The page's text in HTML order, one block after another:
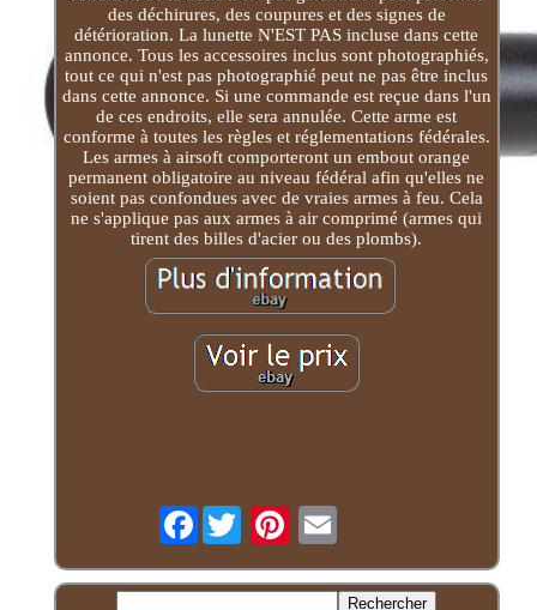
des déchirures, des coupures et des signes de
détérioration. La lunette N'EST PAS incluse dans cette
annonce. Tous les accessoires inclus sont photographiés,
tout ce qui n'est pas photographié peut ne pas être inclus
dans cette annonce. Si une commande est reçue dans l'un
de ces endroits, elle sera annulée. Cette arme est
conforme à toutes les règles et réglementations fédérales.
Les armes à airsoft comporteront un embout orange
permanent obligatoire au niveau fédéral afin qu'elles ne
soient pas confondues avec de vraies armes à feu. Cela
ne s'applique pas aux armes à air comprimé (armes qui
tirent des billes d'acier ou des plombs).
Facebook